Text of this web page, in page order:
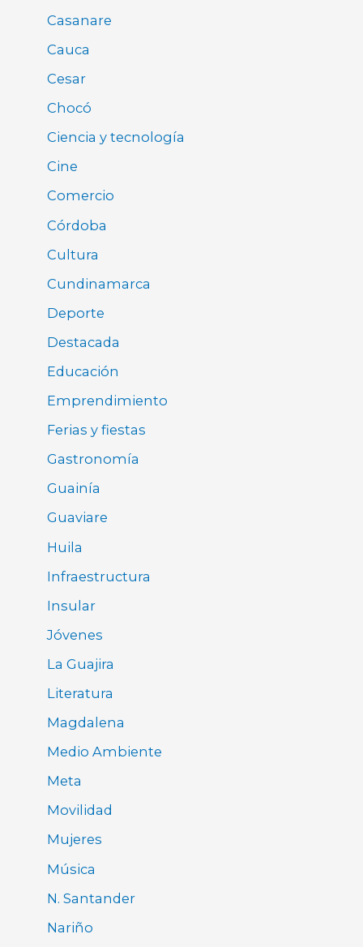
Casanare
Cauca
Cesar
Chocó
Ciencia y tecnología
Cine
Comercio
Córdoba
Cultura
Cundinamarca
Deporte
Destacada
Educación
Emprendimiento
Ferias y fiestas
Gastronomía
Guainía
Guaviare
Huila
Infraestructura
Insular
Jóvenes
La Guajira
Literatura
Magdalena
Medio Ambiente
Meta
Movilidad
Mujeres
Música
N. Santander
Nariño